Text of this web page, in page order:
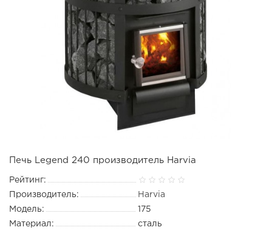
Печь Legend 240 производитель Harvia
Рейтинг:
Производитель:
Harvia
Модель:
175
Материал:
сталь